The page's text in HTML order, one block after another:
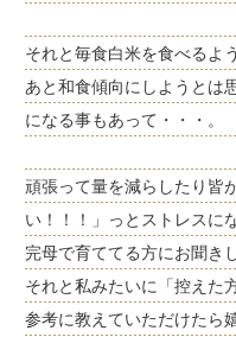
それと毎食白米を食べるよ
あと和食傾向にしようとは
になる事もあって・・・。
頑張って量を減らしたり皆
い！！！」っとストレスに
完母で育ててる方にお聞き
それと私みたいに「控えた
参考に教えていただけたら